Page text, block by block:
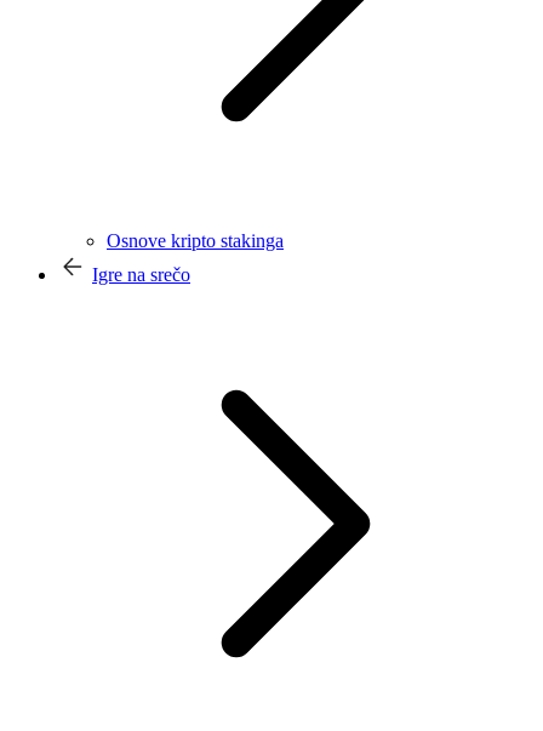
Osnove kripto stakinga
Igre na srečo